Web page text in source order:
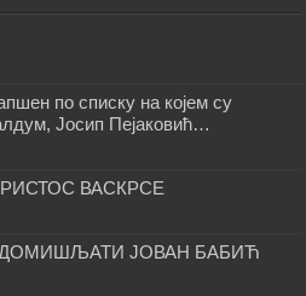
по списку на којем су
Јосип Пејаковић…
ВАСКРСЕ
ЈОВАН БАБИЋ